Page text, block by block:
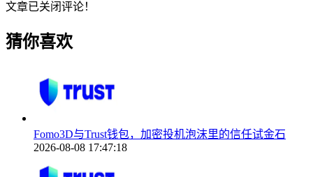
文章已关闭评论！
猜你喜欢
Fomo3D与Trust钱包，加密投机泡沫里的信任试金石
2026-08-08 17:47:18